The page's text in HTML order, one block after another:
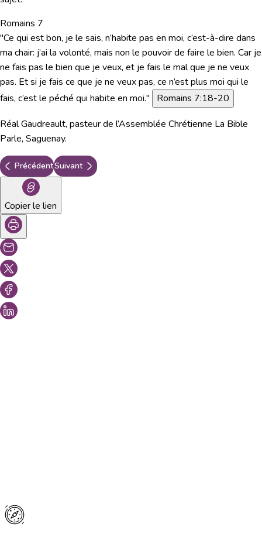
Romains 7
"Ce qui est bon, je le sais, n’habite pas en moi, c’est-à-dire dans
ma chair: j’ai la volonté, mais non le pouvoir de faire le bien. Car je
ne fais pas le bien que je veux, et je fais le mal que je ne veux
pas. Et si je fais ce que je ne veux pas, ce n’est plus moi qui le
fais, c’est le péché qui habite en moi."
Romains 7:18-20
Réal Gaudreault, pasteur de l’Assemblée Chrétienne La Bible
Parle, Saguenay.
PrécédentSuivant
Copier le lien